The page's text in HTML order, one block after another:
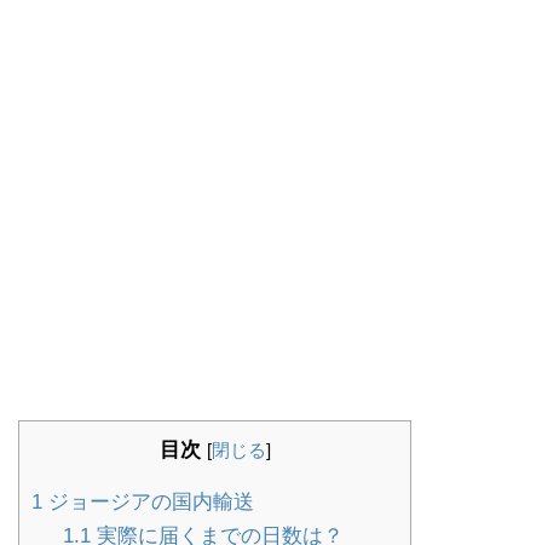
目次 [閉じる]
1 ジョージアの国内輸送
1.1実際に届くまでの日数は？